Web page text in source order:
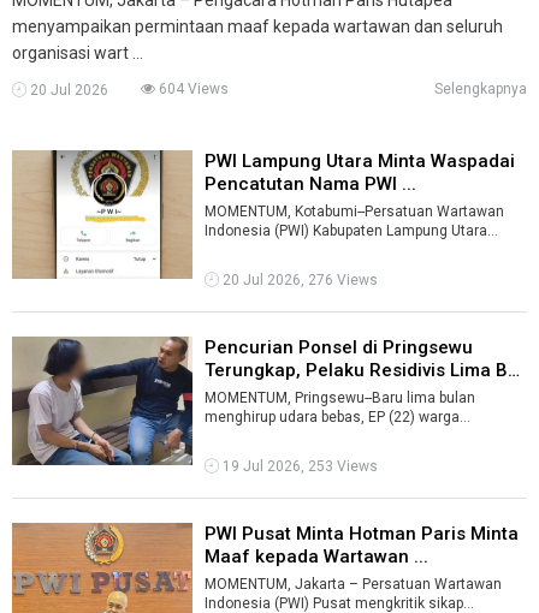
menyampaikan permintaan maaf kepada wartawan dan seluruh
organisasi wart ...
20 Jul 2026 604 Views Selengkapnya
PWI Lampung Utara Minta Waspadai
Pencatutan Nama PWI ...
MOMENTUM, Kotabumi--Persatuan Wartawan
Indonesia (PWI) Kabupaten Lampung Utara
d ...
20 Jul 2026, 276 Views
Pencurian Ponsel di Pringsewu
Terungkap, Pelaku Residivis Lima Bu
...
MOMENTUM, Pringsewu--Baru lima bulan
menghirup udara bebas, EP (22) warga
Pringsewu ke ...
19 Jul 2026, 253 Views
PWI Pusat Minta Hotman Paris Minta
Maaf kepada Wartawan ...
MOMENTUM, Jakarta – Persatuan Wartawan
Indonesia (PWI) Pusat mengkritik sikap